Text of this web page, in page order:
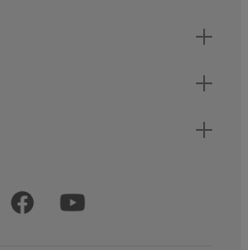
Media Accounts